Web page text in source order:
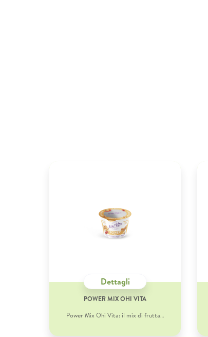
Dettagli
POWER MIX OHI VITA
Power Mix Ohi Vita: il mix di frutta…